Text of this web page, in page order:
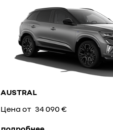
AUSTRAL
Цена от 34 090 €